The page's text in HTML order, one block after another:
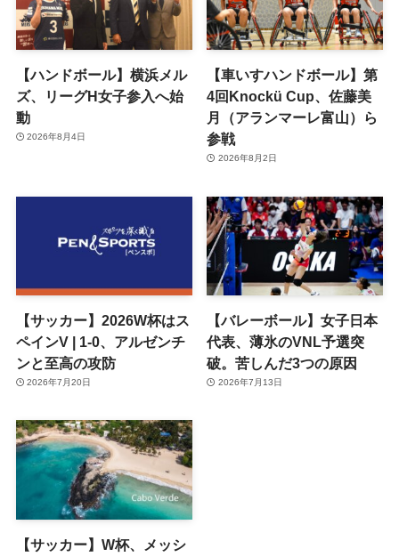
【ハンドボール】横浜メル
ズ、リーグH女子参入へ始
動
2026年8月4日
【車いすハンドボール】第
4回Knockü Cup、佐藤美
月（アランマーレ富山）ら
参戦
2026年8月2日
【サッカー】2026W杯はス
ペインV | 1-0、アルゼンチ
ンと至高の攻防
2026年7月20日
【バレーボール】女子日本
代表、薄氷のVNL予選突
破。苦しんだ3つの原因
2026年7月13日
【サッカー】W杯、メッシ